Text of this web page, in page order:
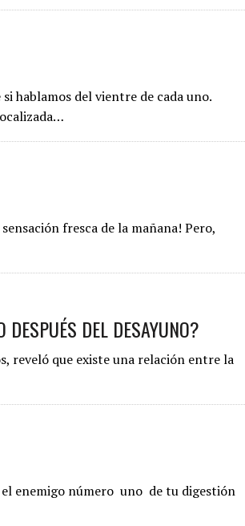
hablamos del vientre de cada uno.
fresca de la mañana! Pero,
DEL DESAYUNO?
reveló que existe una relación entre la
el enemigo número uno de tu digestión